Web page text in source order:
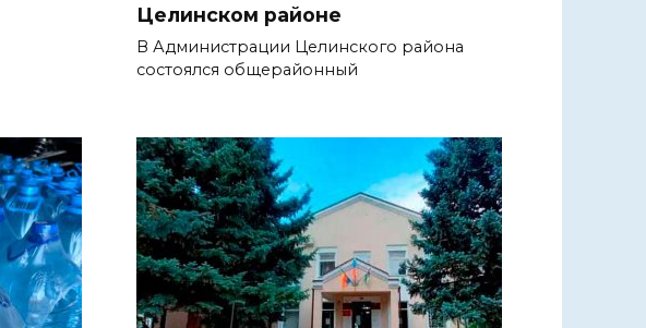
Целинском районе
В Администрации Целинского района
состоялся общерайонный